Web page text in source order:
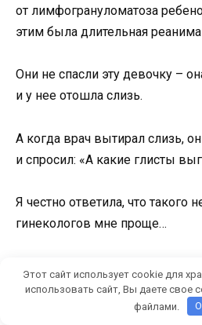
от лимфогрануломатоза
этим была длительная
Они не спасли эту девочку –
и у нее отошла слизь.
А когда врач вытирал слизь,
и спросил: «А какие глисты
Я честно ответила, что такого
гинекологов мне проще…
опарыши на мясе – это чья-то
были они в лимфатических
Этот сайт использует cookie для
использовать сайт, Вы даете свое
файлами.